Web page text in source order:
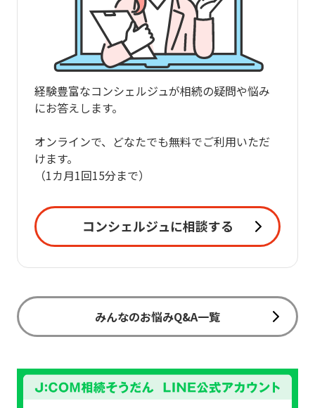
経験豊富なコンシェルジュが相続の疑問や悩み
にお答えします。
オンラインで、どなたでも無料でご利用いただ
けます。
（1カ月1回15分まで）
コンシェルジュに相談する
みんなのお悩みQ&A一覧